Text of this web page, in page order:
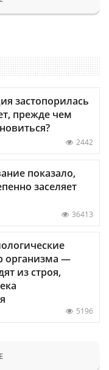
застопорилась
прежде чем
2442
показало,
заселяет
36413
организма —
из строя,
5196